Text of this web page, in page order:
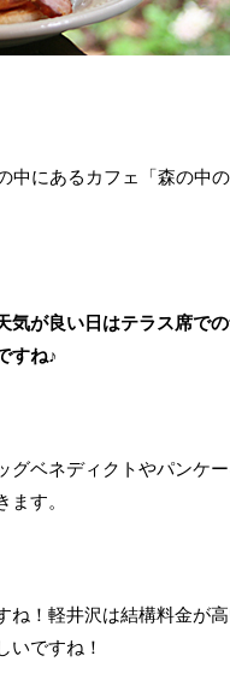
中にあるカフェ「森の中
気が良い日はテラス席で
すね♪
グベネディクトやパンケ
す。
ね！軽井沢は結構料金が
いですね！